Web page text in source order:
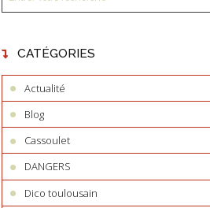
CATÉGORIES
Actualité
Blog
Cassoulet
DANGERS
Dico toulousain